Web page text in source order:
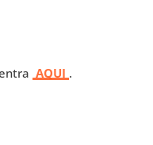
AQUI .